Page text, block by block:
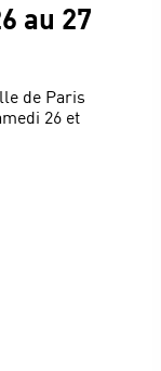
au 27
de Paris
26 et